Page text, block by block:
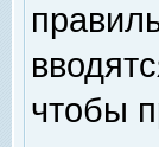
чтобы